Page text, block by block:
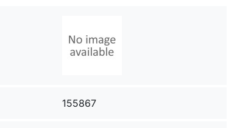
155867